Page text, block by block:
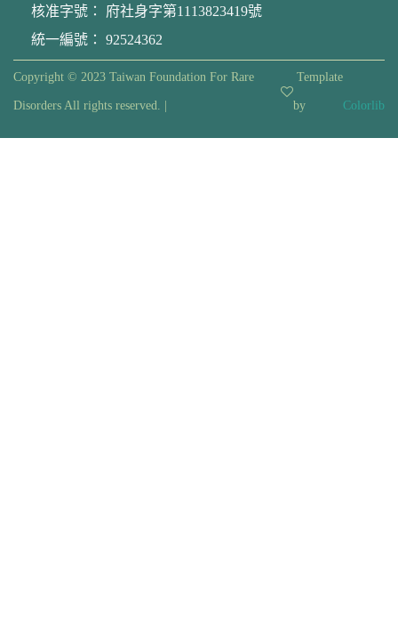
核准字號： 府社身字第1113823419號
統一編號： 92524362
Copyright © 2023 Taiwan Foundation For Rare
Disorders All rights reserved. |
Template
by Colorlib